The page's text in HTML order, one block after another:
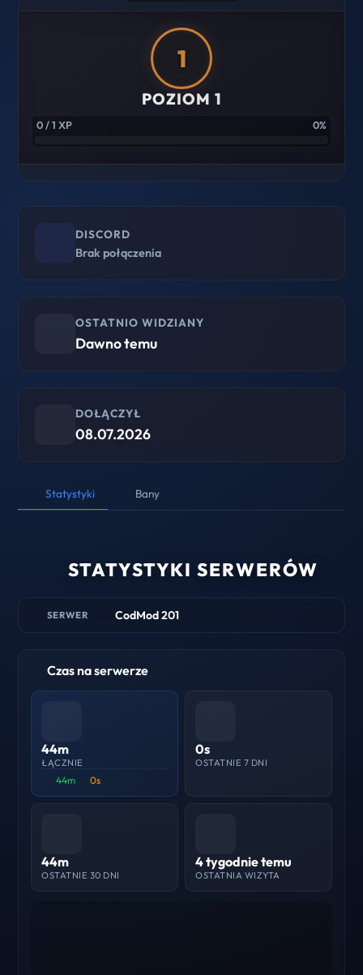
1
POZIOM 1
0 / 1 XP 0%
DISCORD
Brak połączenia
OSTATNIO WIDZIANY
Dawno temu
DOŁĄCZYŁ
08.07.2026
Statystyki Bany
STATYSTYKI SERWERÓW
SERWER CodMod 201
Czas na serwerze
44m
ŁĄCZNIE
44m 0s
0s
OSTATNIE 7 DNI
44m
OSTATNIE 30 DNI
4 tygodnie temu
OSTATNIA WIZYTA